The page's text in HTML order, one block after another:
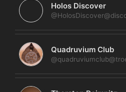
Holos Discover
Quadruvium Club